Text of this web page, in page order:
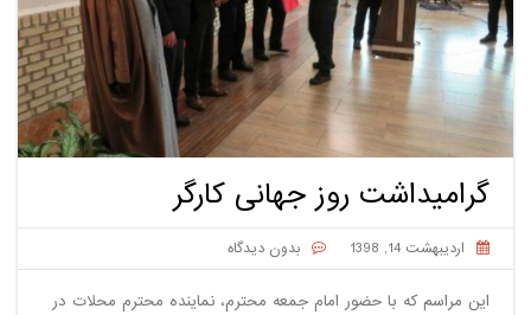
گرامیداشت روز جهانی کارگر
اردیبهشت 14, 1398 بدون دیدگاه
این مراسم که با حضور امام جمعه محترم، نماینده محترم محلات در